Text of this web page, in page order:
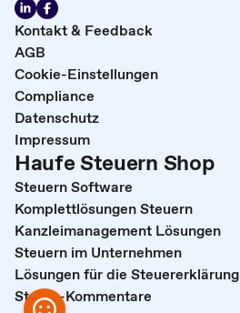
Kontakt & Feedback
AGB
Cookie-Einstellungen
Compliance
Datenschutz
Impressum
Haufe Steuern Shop
Steuern Software
Komplettlösungen Steuern
Kanzleimanagement Lösungen
Steuern im Unternehmen
Lösungen für die Steuererklärung
Steuer-Kommentare